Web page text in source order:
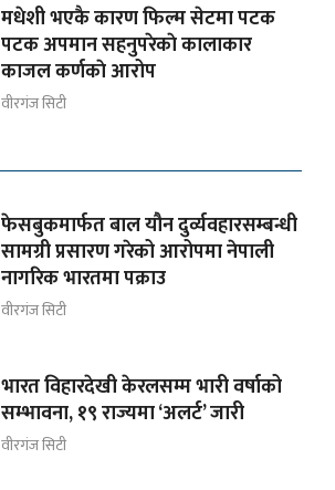
मधेशी भएकै कारण फिल्म सेटमा पटक
पटक अपमान सहनुपरेकाे कालाकार
काजल कर्णकाे आरोप
वीरगंज सिटी
फेसबुकमार्फत बाल यौन दुर्व्यवहारसम्बन्धी
सामग्री प्रसारण गरेको आरोपमा नेपाली
नागरिक भारतमा पक्राउ
वीरगंज सिटी
भारत विहारदेखी केरलसम्म भारी वर्षाको
सम्भावना, १९ राज्यमा ‘अलर्ट’ जारी
वीरगंज सिटी